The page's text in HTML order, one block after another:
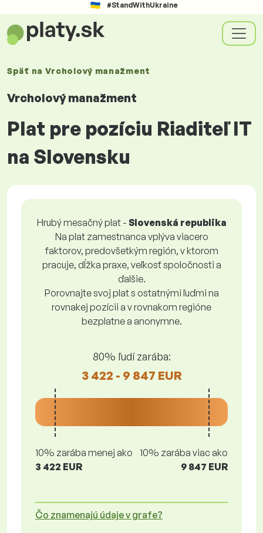
#StandWithUkraine
Späť na Vrcholový manažment
Vrcholový manažment
Plat pre pozíciu Riaditeľ IT
na Slovensku
Hrubý mesačný plat - Slovenská republika
Na plat zamestnanca vplýva viacero
faktorov, predovšetkým región, v ktorom
pracuje, dĺžka praxe, veľkosť spoločnosti a
ďalšie.
Porovnajte svoj plat s ostatnými ľuďmi na
rovnakej pozícii a v rovnakom regióne
bezplatne a anonymne.
80% ľudí zarába:
3 422 - 9 847 EUR
10% zarába menej ako
3 422 EUR
10% zarába viac ako
9 847 EUR
Čo znamenajú údaje v grafe?